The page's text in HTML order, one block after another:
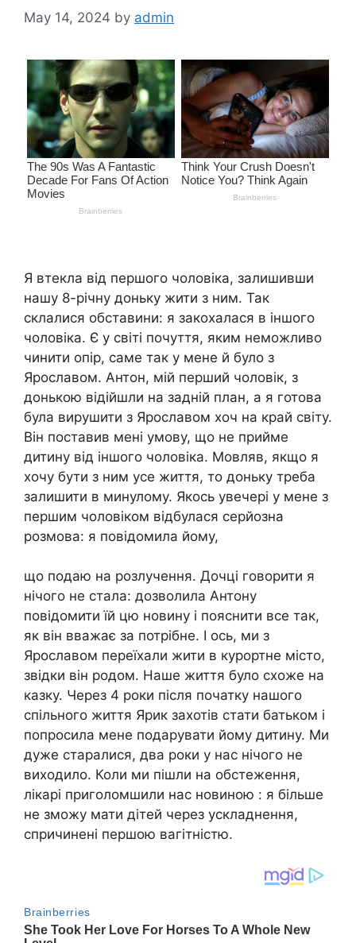
May 14, 2024 by admin
Я втекла від першого чоловіка, залишивши
нашу 8-річну доньку жити з ним. Так
склалися обставини: я закохалася в іншого
чоловіка. Є у світі почуття, яким неможливо
чинити опір, саме так у мене й було з
Ярославом. Антон, мій перший чоловік, з
донькою відійшли на задній план, а я готова
була вирушити з Ярославом хоч на край світу.
Він поставив мені умову, що не прийме
дитину від іншого чоловіка. Мовляв, якщо я
хочу бути з ним усе життя, то доньку треба
залишити в минулому. Якось увечері у мене з
першим чоловіком відбулася серйозна
розмова: я повідомила йому,
що подаю на розлучення. Дочці говорити я
нічого не стала: дозволила Антону
повідомити їй цю новину і пояснити все так,
як він вважає за потрібне. І ось, ми з
Ярославом переїхали жити в курортне місто,
звідки він родом. Наше життя було схоже на
казку. Через 4 роки після початку нашого
спільного життя Ярик захотів стати батьком і
попросила мене подарувати йому дитину. Ми
дуже старалися, два роки у нас нічого не
виходило. Коли ми пішли на обстеження,
лікарі приголомшили нас новиною : я більше
не зможу мати дітей через ускладнення,
спричинені першою вагітністю.